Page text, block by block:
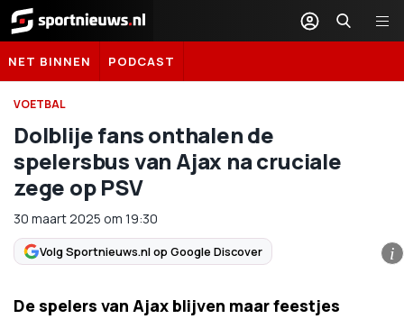
Sportnieuws.nl
NET BINNEN PODCAST
VOETBAL
Dolblije fans onthalen de
spelersbus van Ajax na cruciale
zege op PSV
30 maart 2025 om 19:30
Volg Sportnieuws.nl op Google Discover i
De spelers van Ajax blijven maar feestjes